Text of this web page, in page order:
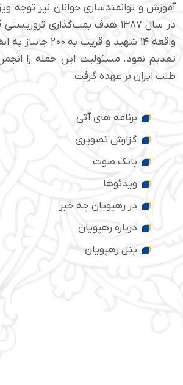
آموزش و توانمندسازی جوانان نیز توجه
در سال ۱۳۸۷ هدف بمب‌گذاری
واقعه ۱۴ شهید و قریب
تقدیم نمود. مسئولیت این حمله را
طلب ایران بر عهده گرفت.
برنامه های آتی
گزارش تصویری
بانک صوت
ویدئوها
در رهپویان چه خبر
درباره رهپویان
پنل رهپویان